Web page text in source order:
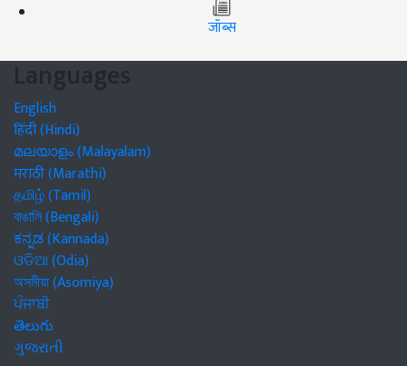
जॉब्स
Languages
English
हिंदी (Hindi)
മലയാളം (Malayalam)
मराठी (Marathi)
தமிழ் (Tamil)
বাঙালি (Bengali)
ಕನ್ನಡ (Kannada)
ଓଡିଆ (Odia)
অসমীয়া (Asomiya)
ਪੰਜਾਬੀ
తెలుగు
ગુજરાતી